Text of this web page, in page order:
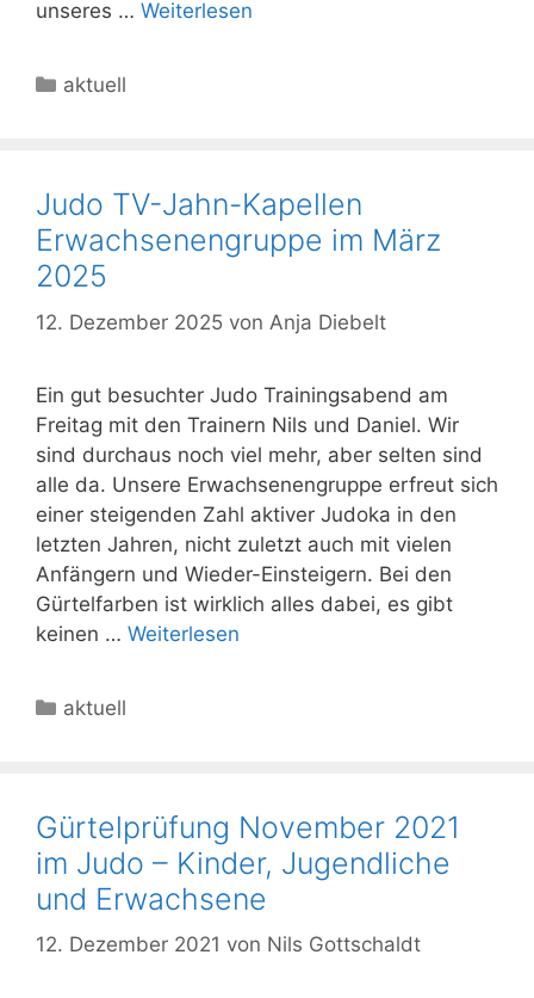
unseres … Weiterlesen
Kategorien
aktuell
Judo TV-Jahn-Kapellen
Erwachsenengruppe im März
2025
12. Dezember 2025 von Anja Diebelt
Ein gut besuchter Judo Trainingsabend am
Freitag mit den Trainern Nils und Daniel. Wir
sind durchaus noch viel mehr, aber selten sind
alle da. Unsere Erwachsenengruppe erfreut sich
einer steigenden Zahl aktiver Judoka in den
letzten Jahren, nicht zuletzt auch mit vielen
Anfängern und Wieder-Einsteigern. Bei den
Gürtelfarben ist wirklich alles dabei, es gibt
keinen … Weiterlesen
Kategorien
aktuell
Gürtelprüfung November 2021
im Judo – Kinder, Jugendliche
und Erwachsene
12. Dezember 2021 von Nils Gottschaldt